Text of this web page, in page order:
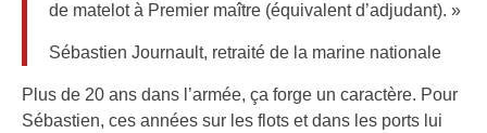
de matelot à Premier maître (équivalent d’adjudant). »
Sébastien Journault, retraité de la marine nationale
Plus de 20 ans dans l’armée, ça forge un caractère. Pour
Sébastien, ces années sur les flots et dans les ports lui